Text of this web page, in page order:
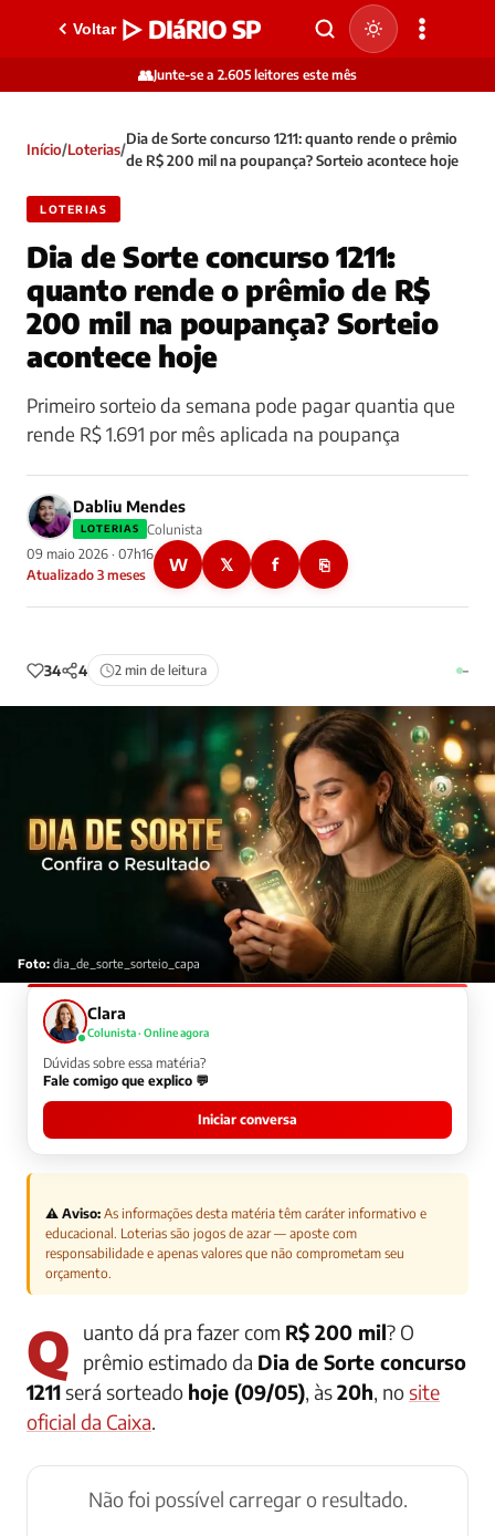
Voltar ▷ DIáRIO SP
👥Junte-se a 2.605 leitores este mês
Início/Loterias/
Dia de Sorte concurso 1211: quanto rende o prêmio
de R$ 200 mil na poupança? Sorteio acontece hoje
LOTERIAS
Dia de Sorte concurso 1211:
quanto rende o prêmio de R$
200 mil na poupança? Sorteio
acontece hoje
Primeiro sorteio da semana pode pagar quantia que
rende R$ 1.691 por mês aplicada na poupança
Dabliu Mendes
LOTERIAS
Colunista
09 maio 2026 · 07h16
Atualizado 3 meses
W 𝕏 f ⎘
34 4 2 min de leitura –
Foto: dia_de_sorte_sorteio_capa
Clara
Colunista · Online agora
Dúvidas sobre essa matéria?
Fale comigo que explico 💬
Iniciar conversa
⚠️ Aviso: As informações desta matéria têm caráter informativo e
educacional. Loterias são jogos de azar — aposte com
responsabilidade e apenas valores que não comprometam seu
orçamento.
Quanto dá pra fazer com R$ 200 mil? O
prêmio estimado da Dia de Sorte concurso
1211será sorteado hoje (09/05), às20h, nosite
oficial da Caixa.
Não foi possível carregar o resultado.